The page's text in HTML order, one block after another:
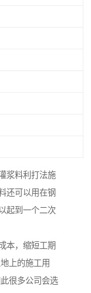
浆料利打法施
还可以用在钢
起到一个二次
本，缩短工期
上的施工用
很多公司会选